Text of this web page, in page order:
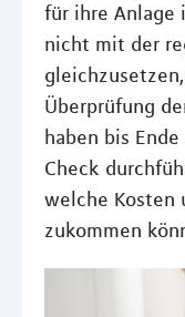
für ihre Anlage
nicht mit der
Überprüfung
haben bis
Check
welche Kosten
zukommen